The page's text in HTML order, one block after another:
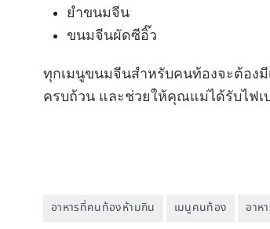
ยำขนมจีน
ขนมจีนผัดซีอิ๊ว
ทุกเมนูขนมจีนสำหรับคนท้องจะต้องมี
ครบถ้วน และช่วยให้คุณแม่ได้รับไฟเ
อาหารที่คนท้องห้ามกิน เมนูคนท้อง อาห